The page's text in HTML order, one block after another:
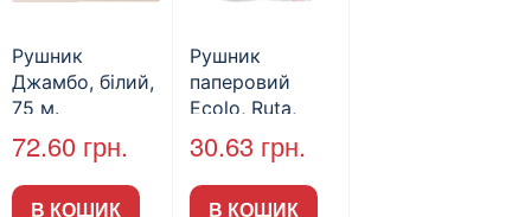
Рушник
Джамбо, білий,
75 м.
72.60 грн.
В КОШИК
Рушник
паперовий
Ecolo, Ruta,
целюлозний, на
гільзі, 2 рул
30.63 грн.
В КОШИК